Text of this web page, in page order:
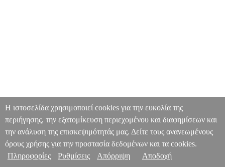
Η ιστοσελίδα χρησιμοποιεί cookies για την ευκολία της
περιήγησης, την εξατομίκευση περιεχομένου και διαφημίσεων και
την ανάλυση της επισκεψιμότητάς μας. Δείτε τους ανανεωμένους
όρους χρήσης για την προστασία δεδομένων και τα cookies.
Πληροφορίες
Ρυθμίσεις Απόρριψη Αποδοχή